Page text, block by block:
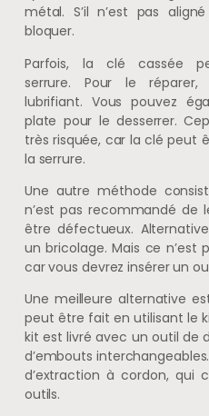
métal. S’il n’est pas
bloquer.
Parfois, la clé cassée
serrure. Pour le
lubrifiant. Vous pouvez
plate pour le desserrer.
très risquée, car la clé peut
la serrure.
Une autre méthode
n’est pas recommandé de
être défectueux.
un bricolage. Mais ce n’est
car vous devrez insérer un
Une meilleure alternative
peut être fait en utilisant le
kit est livré avec un outil de
d’embouts
d’extraction à cordon, qui
outils.